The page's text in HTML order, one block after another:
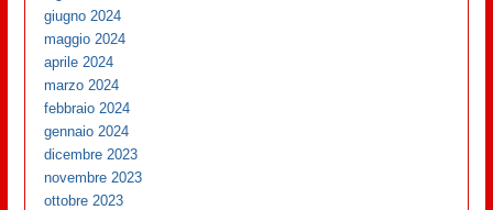
giugno 2024
maggio 2024
aprile 2024
marzo 2024
febbraio 2024
gennaio 2024
dicembre 2023
novembre 2023
ottobre 2023